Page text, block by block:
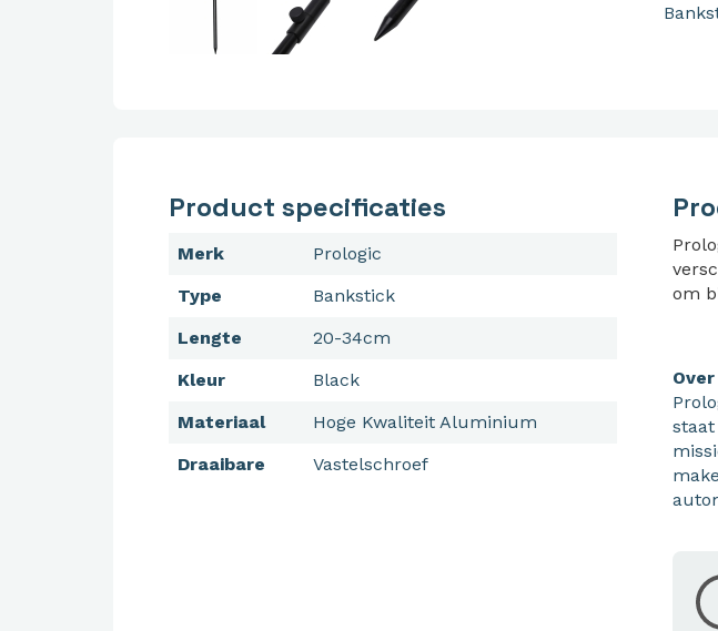
Product specificaties
Merk
Prologic
Type
Bankstick
Lengte
20-34cm
Kleur
Black
Materiaal
Hoge Kwaliteit Aluminium
Draaibare
Vastelschroef
om